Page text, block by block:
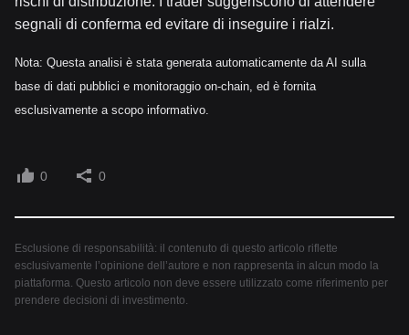
segnali di conferma ed evitare di inseguire i rialzi.
Nota: Questa analisi è stata generata automaticamente da AI sulla
base di dati pubblici e monitoraggio on-chain, ed è fornita
esclusivamente a scopo informativo.
0 0
Esclusione di responsabilità: il contenuto di questo articolo riflette
esclusivamente l’opinione dell’autore e non rappresenta in alcun modo la
piattaforma. Questo articolo non deve essere utilizzato come riferimento per
prendere decisioni di investimento.